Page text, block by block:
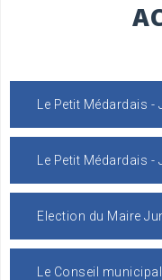
Le Petit Médardais
Le Petit Médardais
Election du Maire
Le Conseil